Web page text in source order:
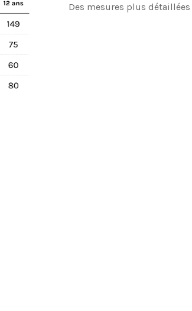
Des mesures plus